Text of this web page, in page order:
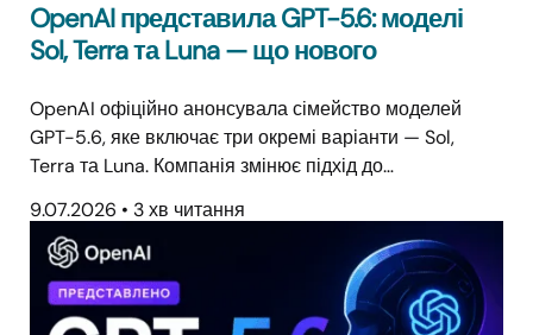
OpenAI представила GPT-5.6: моделі
Sol, Terra та Luna — що нового
OpenAI офіційно анонсувала сімейство моделей
GPT-5.6, яке включає три окремі варіанти — Sol,
Terra та Luna. Компанія змінює підхід до…
9.07.2026 • 3 хв читання